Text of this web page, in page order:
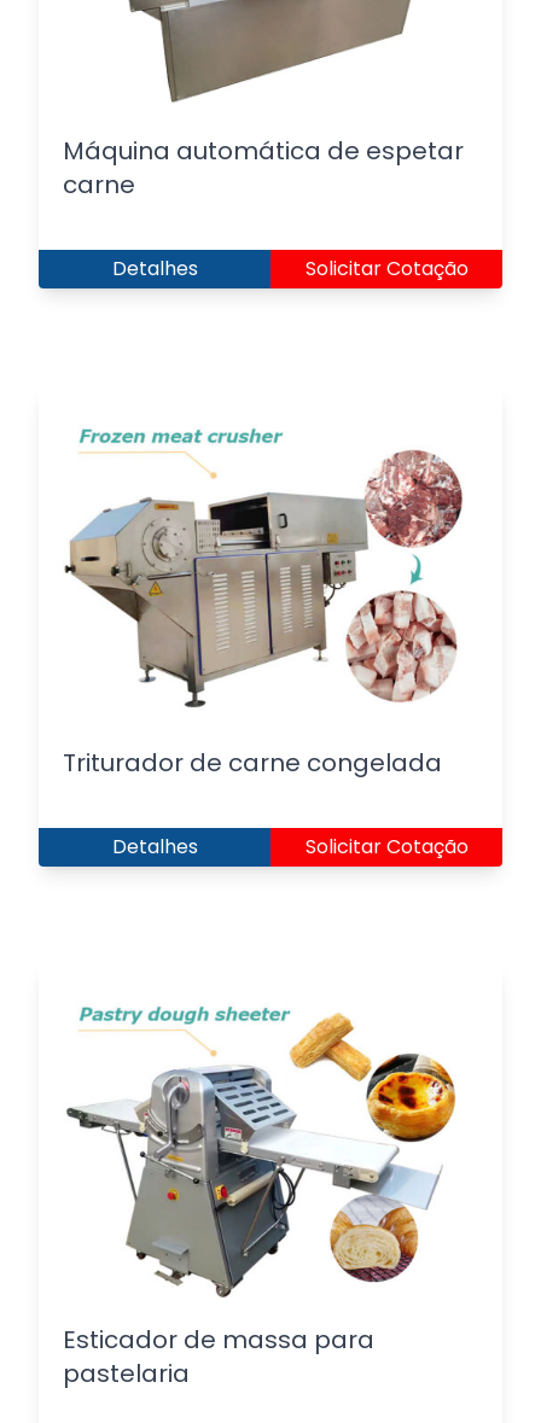
Máquina automática de espetar
carne
Detalhes Solicitar Cotação
Triturador de carne congelada
Detalhes Solicitar Cotação
Esticador de massa para
pastelaria